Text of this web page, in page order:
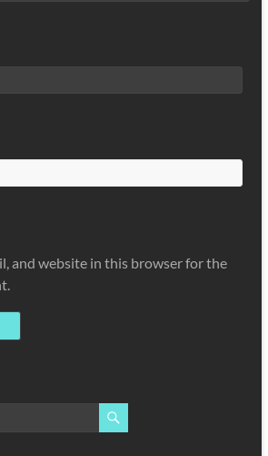
and website in this browser for the